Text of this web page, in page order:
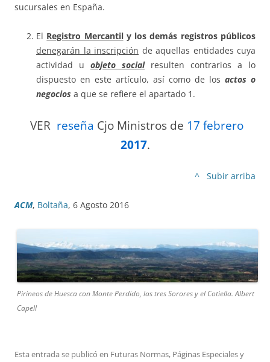
sucursales en España.
El Registro Mercantily los demás registros públicos
denegarán la inscripción de aquellas entidades cuya
actividad u objeto socialresulten contrarios a lo
dispuesto en este artículo, así como de los actos o
negocios a que se refiere el apartado 1.
VER reseña Cjo Ministros de 17 febrero
2017.
^ Subir arriba
ACM, Boltaña, 6 Agosto 2016
Pirineos de Huesca con Monte Perdido, las tres Sorores y el Cotiella. Albert
Capell
Esta entrada se publicó en Futuras Normas, Páginas Especialesy